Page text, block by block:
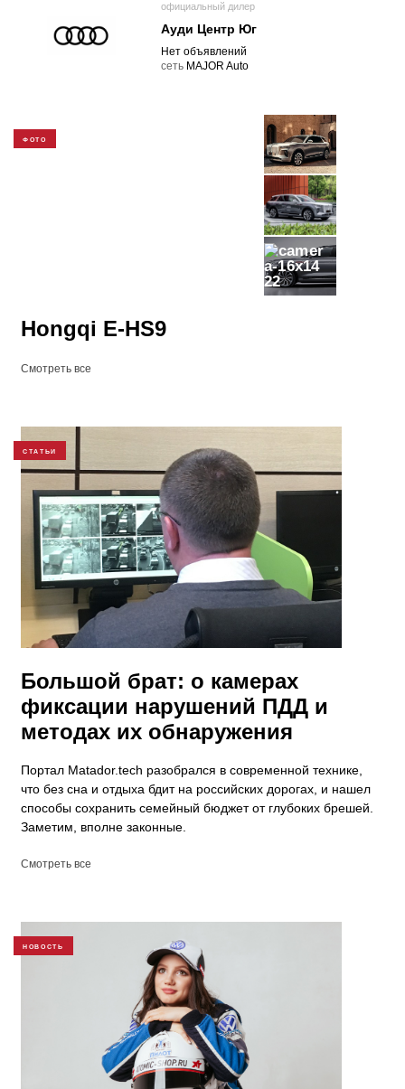
официальный дилер
Ауди Центр Юг
Нет объявлений
cеть MAJOR Auto
ФОТО
22
Hongqi ​E-HS9
Смотреть все
СТАТЬИ
Большой брат: о камерах
фиксации нарушений ПДД и
методах их обнаружения
Портал Matador.tech разобрался в современной технике,
что без сна и отдыха бдит на российских дорогах, и нашел
способы сохранить семейный бюджет от глубоких брешей.
Заметим, вполне законные.
Смотреть все
НОВОСТЬ